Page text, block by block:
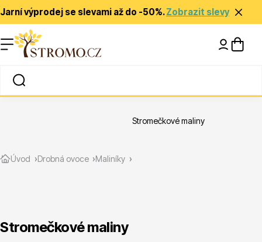
Jarní výprodej se slevami až do -50%.Zobrazit slevy
Rady a tipy
Úvod Drobná ovoce Maliníky
Stromečkové maliny
Stromečkové maliny